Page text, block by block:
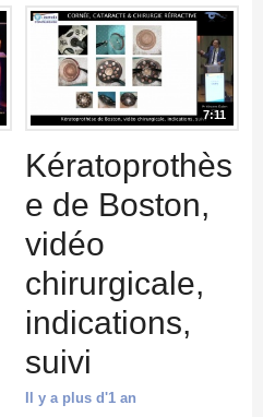
7:11
Kératoprothès
e de Boston,
vidéo
chirurgicale,
indications,
suivi
Il y a plus d'1 an